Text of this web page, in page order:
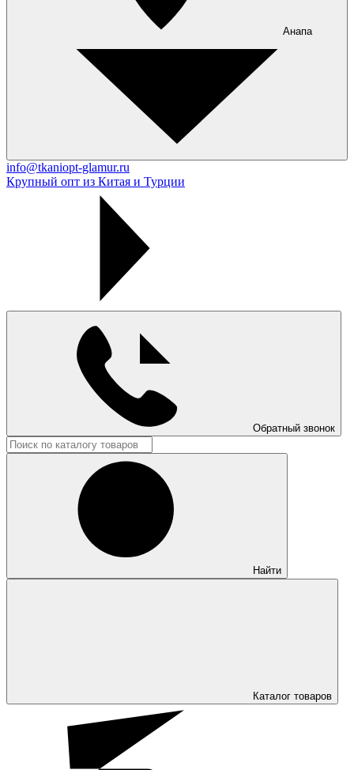
Анапа
info@tkaniopt-glamur.ru
Крупный опт из Китая и Турции
Обратный звонок
Найти
Каталог товаров